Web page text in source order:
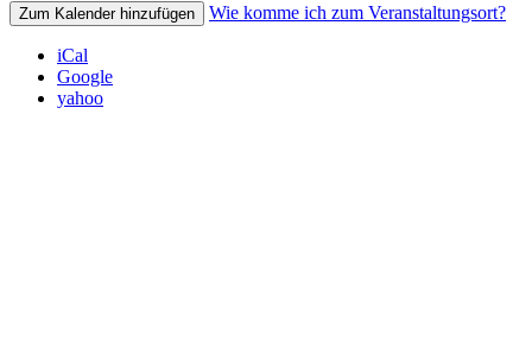
Zum Kalender hinzufügen Wie komme ich zum Veranstaltungsort?
iCal
Google
yahoo